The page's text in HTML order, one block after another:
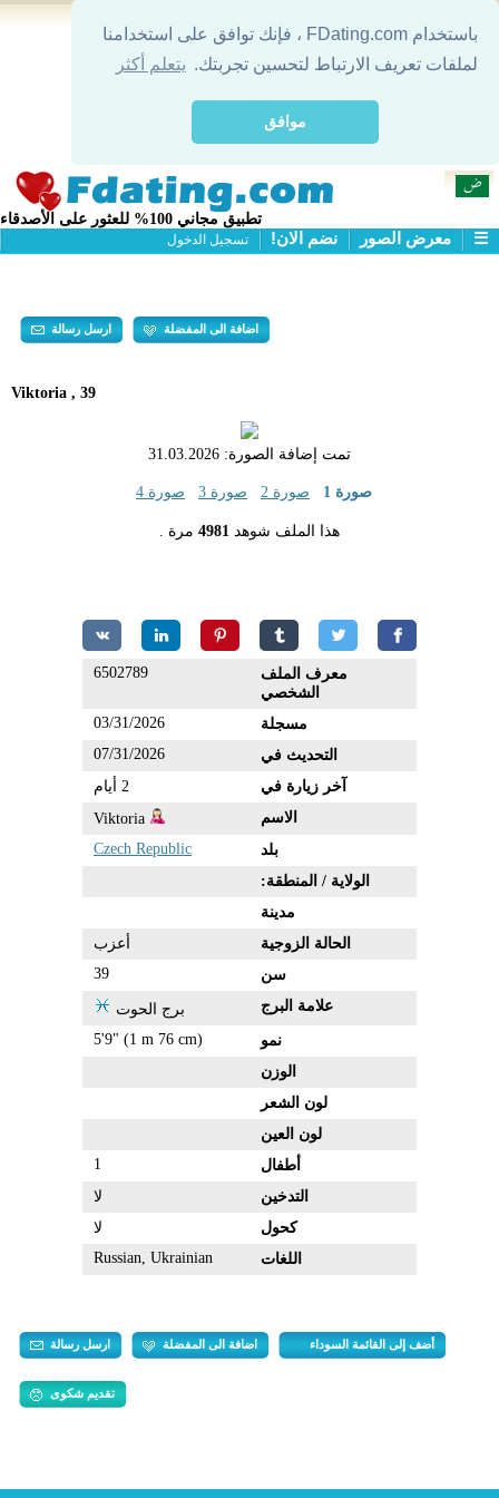
باستخدام FDating.com ، فإنك توافق على استخدامنا
لملفات تعريف الارتباط لتحسين تجربتك. يتعلم أكثر
موافق
تطبيق مجاني 100% للعثور على الأصدقاء
☰
البحث
معرض الصور نضم الان! تسجيل الدخول
ارسل رسالة اضافة الى المفضلة
Viktoria , 39
تمت إضافة الصورة: 31.03.2026
صورة 1 صورة 2 صورة 3 صورة 4
هذا الملف شوهد 4981 مرة .
معرف الملف
الشخصي
6502789
مسجلة
03/31/2026
التحديث في
07/31/2026
آخر زيارة في
2 أيام
الاسم
Viktoria
بلد
Czech Republic
الولاية / المنطقة:
مدينة
الحالة الزوجية
أعزب
سن
39
علامة البرج
برج الحوت
نمو
5'9" (1 m 76 cm)
الوزن
لون الشعر
لون العين
أطفال
1
التدخين
لا
كحول
لا
اللغات
Russian, Ukrainian
ارسل رسالة اضافة الى المفضلة أضف إلى القائمة السوداء
تقديم شكوى